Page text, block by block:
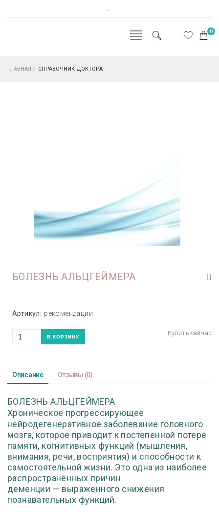
.
0
ГЛАВНАЯ / СПРАВОЧНИК ДОКТОРА
БОЛЕЗНЬ АЛЬЦГЕЙМЕРА
Артикул: рекомендации
Описание Отзывы (0)
БОЛЕЗНЬ АЛЬЦГЕЙМЕРА
Хроническое прогрессирующее
нейродегенеративное заболевание головного
мозга, которое приводит к постепенной потере
памяти, когнитивных функций (мышления,
внимания, речи, восприятия) и способности к
самостоятельной жизни. Это одна из наиболее
распространённых причин
деменции — выраженного снижения
познавательных функций.